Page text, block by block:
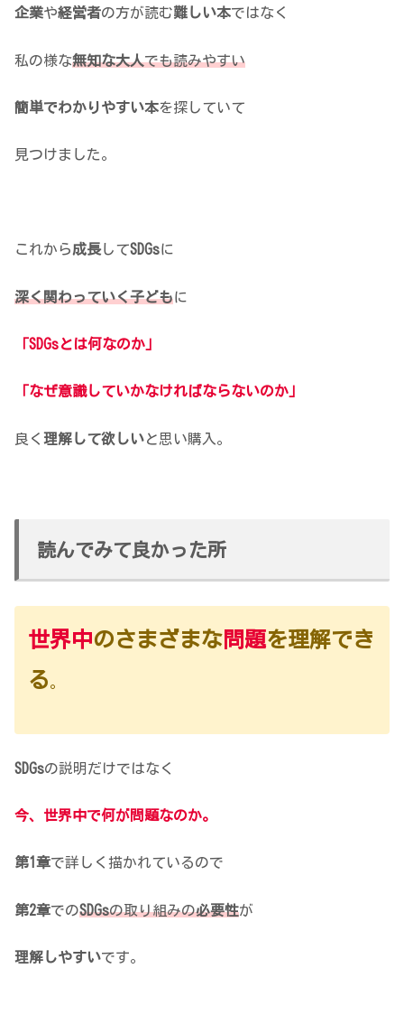
企業や経営者の方が読む難しい本ではなく
私の様な無知な大人でも読みやすい
簡単でわかりやすい本を探していて
見つけました。
これから成長してSDGsに
深く関わっていく子どもに
「SDGsとは何なのか」
「なぜ意識していかなければならないのか」
良く 理解して欲しいと思い購入。
読んでみて良かった所
世界中のさまざまな問題を理解でき
る。
SDGsの説明だけではなく
今、世界中で何が問題なのか。
第1章で詳しく描かれているので
第2章でのSDGsの取り組みの必要性が
理解しやすいです。